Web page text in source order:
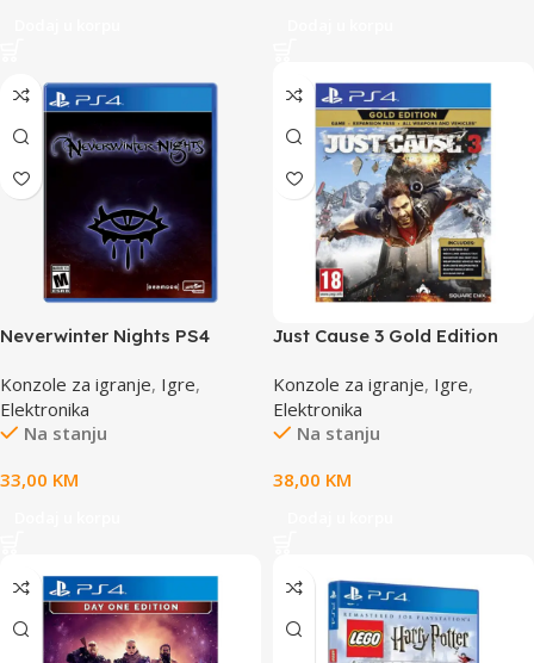
Neverwinter Nights PS4
Konzole za igranje, Igre,
Elektronika
Na stanju
33,00 KM
Just Cause 3 Gold Edition
Konzole za igranje, Igre,
Elektronika
Na stanju
38,00 KM